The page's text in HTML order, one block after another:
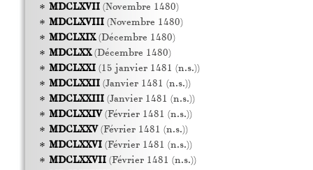
MDCLXVII(Novembre 1480)
MDCLXVIII(Novembre 1480)
MDCLXIX(Décembre 1480)
MDCLXX(Décembre 1480)
MDCLXXI(15 janvier 1481 (n.s.))
MDCLXXII(Janvier 1481 (n.s.))
MDCLXXIII(Janvier 1481 (n.s.))
MDCLXXIV(Février 1481 (n.s.))
MDCLXXV(Février 1481 (n.s.))
MDCLXXVI(Février 1481 (n.s.))
MDCLXXVII(Février 1481 (n.s.))